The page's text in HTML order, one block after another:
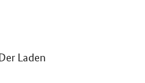
Laden